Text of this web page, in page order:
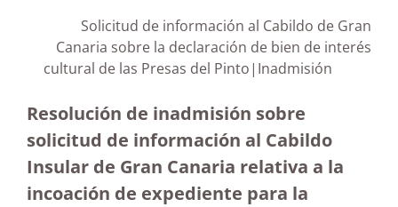
Solicitud de información al Cabildo de Gran
Canaria sobre la declaración de bien de interés
cultural de las Presas del Pinto|Inadmisión
Resolución de inadmisión sobre
solicitud de información al Cabildo
Insular de Gran Canaria relativa a la
incoación de expediente para la